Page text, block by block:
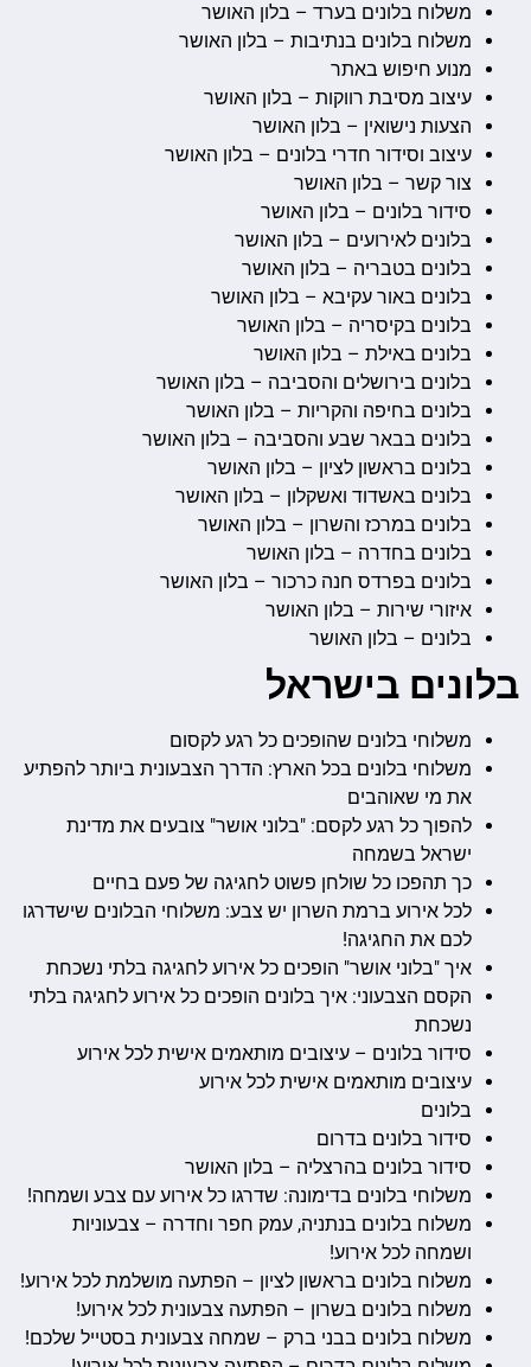
משלוח בלונים בערד – בלון האושר
משלוח בלונים בנתיבות – בלון האושר
מנוע חיפוש באתר
עיצוב מסיבת רווקות – בלון האושר
הצעות נישואין – בלון האושר
עיצוב וסידור חדרי בלונים – בלון האושר
צור קשר – בלון האושר
סידור בלונים – בלון האושר
בלונים לאירועים – בלון האושר
בלונים בטבריה – בלון האושר
בלונים באור עקיבא – בלון האושר
בלונים בקיסריה – בלון האושר
בלונים באילת – בלון האושר
בלונים בירושלים והסביבה – בלון האושר
בלונים בחיפה והקריות – בלון האושר
בלונים בבאר שבע והסביבה – בלון האושר
בלונים בראשון לציון – בלון האושר
בלונים באשדוד ואשקלון – בלון האושר
בלונים במרכז והשרון – בלון האושר
בלונים בחדרה – בלון האושר
בלונים בפרדס חנה כרכור – בלון האושר
איזורי שירות – בלון האושר
בלונים – בלון האושר
בלונים בישראל
משלוחי בלונים שהופכים כל רגע לקסום
משלוחי בלונים בכל הארץ: הדרך הצבעונית ביותר להפתיע
את מי שאוהבים
להפוך כל רגע לקסם: "בלוני אושר" צובעים את מדינת
ישראל בשמחה
כך תהפכו כל שולחן פשוט לחגיגה של פעם בחיים
לכל אירוע ברמת השרון יש צבע: משלוחי הבלונים שישדרגו
לכם את החגיגה!
איך "בלוני אושר" הופכים כל אירוע לחגיגה בלתי נשכחת
הקסם הצבעוני: איך בלונים הופכים כל אירוע לחגיגה בלתי
נשכחת
סידור בלונים – עיצובים מותאמים אישית לכל אירוע
עיצובים מותאמים אישית לכל אירוע
בלונים
סידור בלונים בדרום
סידור בלונים בהרצליה – בלון האושר
משלוחי בלונים בדימונה: שדרגו כל אירוע עם צבע ושמחה!
משלוח בלונים בנתניה, עמק חפר וחדרה – צבעוניות
ושמחה לכל אירוע!
משלוח בלונים בראשון לציון – הפתעה מושלמת לכל אירוע!
משלוח בלונים בשרון – הפתעה צבעונית לכל אירוע!
משלוח בלונים בבני ברק – שמחה צבעונית בסטייל שלכם!